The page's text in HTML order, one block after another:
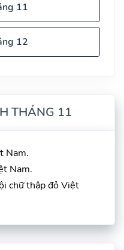
11
12
THÁNG 11
Nam.
Nam.
chữ thập đỏ Việt